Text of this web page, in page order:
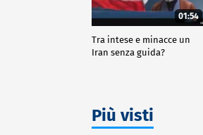
01:54
Tra intese e minacce un
Iran senza guida?
Più visti